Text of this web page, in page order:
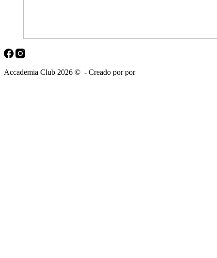
Accademia Club 2026 © - Creado por por